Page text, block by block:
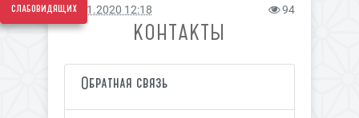
слабовидящих06.11.2020 12:18 94
КОНТАКТЫ
Обратная связь